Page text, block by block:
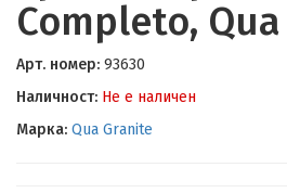
Completo,
Арт. номер: 93630
Наличност: Не е наличен
Марка: Qua Granite